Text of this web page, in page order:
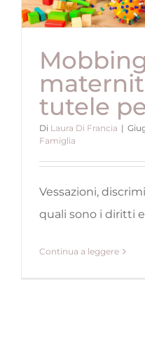
tutele
Di Laura Di Francia |
Famiglia
Vessazioni,
quali sono i diritti
Continua a leggere